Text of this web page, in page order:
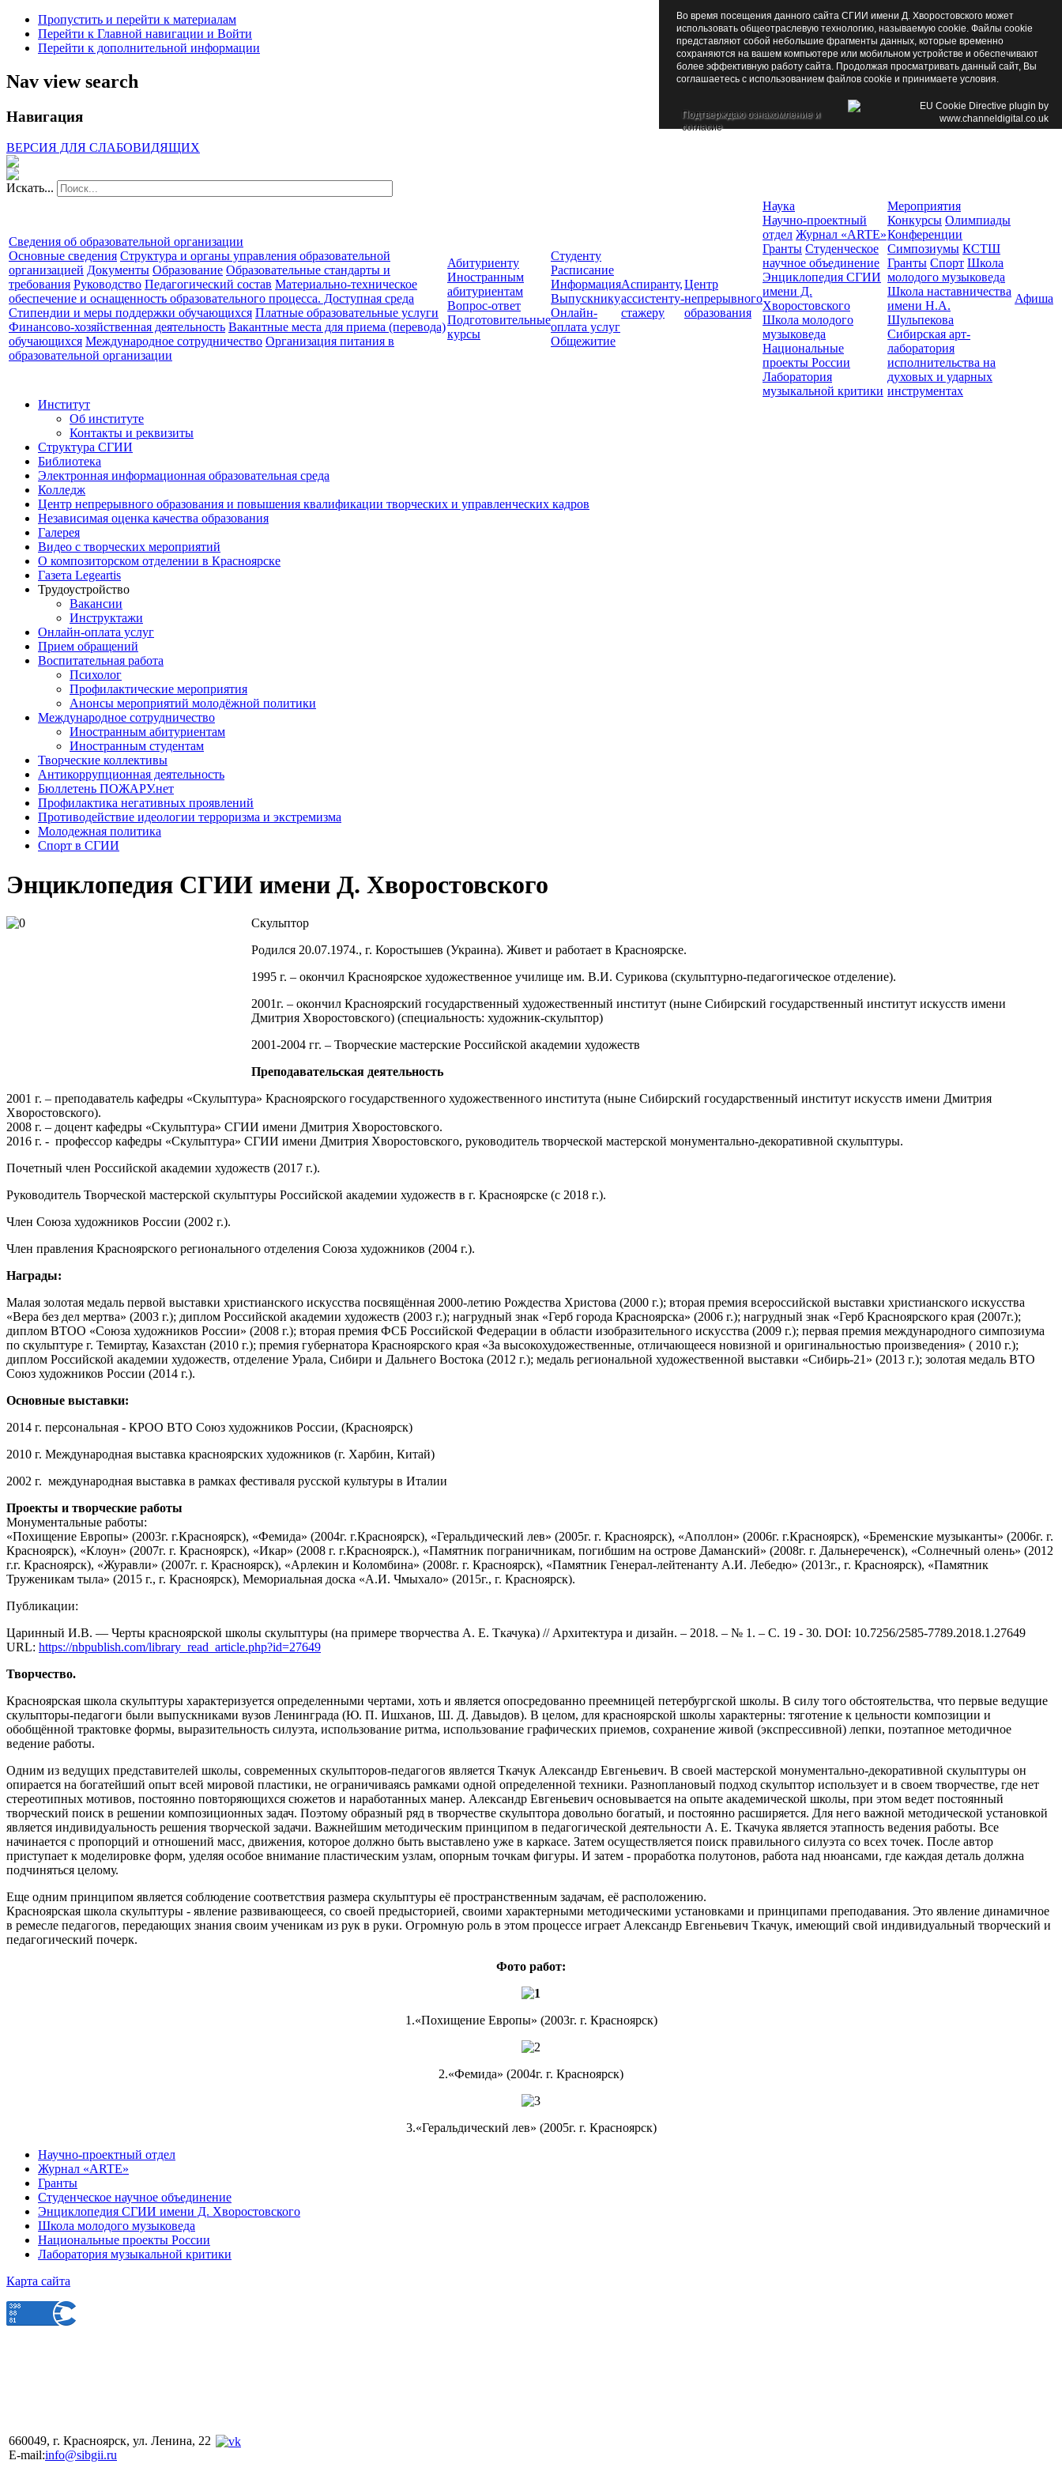
Пропустить и перейти к материалам
Перейти к Главной навигации и Войти
Перейти к дополнительной информации
Nav view search
Навигация
ВЕРСИЯ ДЛЯ СЛАБОВИДЯЩИХ
Искать...
Сведения об образовательной организации
Основные сведения Структура и органы управления образовательной
организацией Документы Образование Образовательные стандарты и
требования Руководство Педагогический состав Материально-техническое
обеспечение и оснащенность образовательного процесса. Доступная среда
Стипендии и меры поддержки обучающихся Платные образовательные услуги
Финансово-хозяйственная деятельность Вакантные места для приема (перевода)
обучающихся Международное сотрудничество Организация питания в
образовательной организации
Абитуриенту
Иностранным
абитуриентам
Вопрос-ответ
Подготовительные
курсы
Студенту
Расписание
Информация
Выпускнику
Онлайн-
оплата услуг
Общежитие
Аспиранту,
ассистенту-
стажеру
Центр
непрерывного
образования
Наука
Научно-проектный
отдел Журнал «ARTE»
Гранты Студенческое
научное объединение
Энциклопедия СГИИ
имени Д.
Хворостовского
Школа молодого
музыковеда
Национальные
проекты России
Лаборатория
музыкальной критики
Мероприятия
Конкурсы Олимпиады
Конференции
Симпозиумы КСТШ
Гранты Спорт Школа
молодого музыковеда
Школа наставничества
имени Н.А.
Шульпекова
Сибирская арт-
лаборатория
исполнительства на
духовых и ударных
инструментах
Афиша
Институт
Об институте
Контакты и реквизиты
Структура СГИИ
Библиотека
Электронная информационная образовательная среда
Колледж
Центр непрерывного образования и повышения квалификации творческих и управленческих кадров
Независимая оценка качества образования
Галерея
Видео с творческих мероприятий
О композиторском отделении в Красноярске
Газета Legeartis
Трудоустройство
Вакансии
Инструктажи
Онлайн-оплата услуг
Прием обращений
Воспитательная работа
Психолог
Профилактические мероприятия
Анонсы мероприятий молодёжной политики
Международное сотрудничество
Иностранным абитуриентам
Иностранным студентам
Творческие коллективы
Антикоррупционная деятельность
Бюллетень ПОЖАРУ.нет
Профилактика негативных проявлений
Противодействие идеологии терроризма и экстремизма
Молодежная политика
Спорт в СГИИ
Энциклопедия СГИИ имени Д. Хворостовского
Скульптор
Родился 20.07.1974., г. Коростышев (Украина). Живет и работает в Красноярске.
1995 г. – окончил Красноярское художественное училище им. В.И. Сурикова (скульптурно-педагогическое отделение).
2001г. – окончил Красноярский государственный художественный институт (ныне Сибирский государственный институт искусств имени
Дмитрия Хворостовского) (специальность: художник-скульптор)
2001-2004 гг. – Творческие мастерские Российской академии художеств
Преподавательская деятельность
2001 г. – преподаватель кафедры «Скульптура» Красноярского государственного художественного института (ныне Сибирский государственный институт искусств имени Дмитрия
Хворостовского).
2008 г. – доцент кафедры «Скульптура» СГИИ имени Дмитрия Хворостовского.
2016 г. - профессор кафедры «Скульптура» СГИИ имени Дмитрия Хворостовского, руководитель творческой мастерской монументально-декоративной скульптуры.
Почетный член Российской академии художеств (2017 г.).
Руководитель Творческой мастерской скульптуры Российской академии художеств в г. Красноярске (с 2018 г.).
Член Союза художников России (2002 г.).
Член правления Красноярского регионального отделения Союза художников (2004 г.).
Награды:
Малая золотая медаль первой выставки христианского искусства посвящённая 2000-летию Рождества Христова (2000 г.); вторая премия всероссийской выставки христианского искусства
«Вера без дел мертва» (2003 г.); диплом Российской академии художеств (2003 г.); нагрудный знак «Герб города Красноярска» (2006 г.); нагрудный знак «Герб Красноярского края (2007г.);
диплом ВТОО «Союза художников России» (2008 г.); вторая премия ФСБ Российской Федерации в области изобразительного искусства (2009 г.); первая премия международного симпозиума
по скульптуре г. Темиртау, Казахстан (2010 г.); премия губернатора Красноярского края «За высокохудожественные, отличающееся новизной и оригинальностью произведения» ( 2010 г.);
диплом Российской академии художеств, отделение Урала, Сибири и Дальнего Востока (2012 г.); медаль региональной художественной выставки «Сибирь-21» (2013 г.); золотая медаль ВТО
Союз художников России (2014 г.).
Основные выставки:
2014 г. персональная - КРОО ВТО Союз художников России, (Красноярск)
2010 г. Международная выставка красноярских художников (г. Харбин, Китай)
2002 г. международная выставка в рамках фестиваля русской культуры в Италии
Проекты и творческие работы
Монументальные работы:
«Похищение Европы» (2003г. г.Красноярск), «Фемида» (2004г. г.Красноярск), «Геральдический лев» (2005г. г. Красноярск), «Аполлон» (2006г. г.Красноярск), «Бременские музыканты» (2006г. г.
Красноярск), «Клоун» (2007г. г. Красноярск), «Икар» (2008 г. г.Красноярск.), «Памятник пограничникам, погибшим на острове Даманский» (2008г. г. Дальнереченск), «Солнечный олень» (2012
г.г. Красноярск), «Журавли» (2007г. г. Красноярск), «Арлекин и Коломбина» (2008г. г. Красноярск), «Памятник Генерал-лейтенанту А.И. Лебедю» (2013г., г. Красноярск), «Памятник
Труженикам тыла» (2015 г., г. Красноярск), Мемориальная доска «А.И. Чмыхало» (2015г., г. Красноярск).
Публикации:
Царинный И.В. — Черты красноярской школы скульптуры (на примере творчества А. Е. Ткачука) // Архитектура и дизайн. – 2018. – № 1. – С. 19 - 30. DOI: 10.7256/2585-7789.2018.1.27649
URL: https://nbpublish.com/library_read_article.php?id=27649
Творчество.
Красноярская школа скульптуры характеризуется определенными чертами, хоть и является опосредованно преемницей петербургской школы. В силу того обстоятельства, что первые ведущие
скульпторы-педагоги были выпускниками вузов Ленинграда (Ю. П. Ишханов, Ш. Д. Давыдов). В целом, для красноярской школы характерны: тяготение к цельности композиции и
обобщённой трактовке формы, выразительность силуэта, использование ритма, использование графических приемов, сохранение живой (экспрессивной) лепки, поэтапное методичное
ведение работы.
Одним из ведущих представителей школы, современных скульпторов-педагогов является Ткачук Александр Евгеньевич. В своей мастерской монументально-декоративной скульптуры он
опирается на богатейший опыт всей мировой пластики, не ограничиваясь рамками одной определенной техники. Разноплановый подход скульптор использует и в своем творчестве, где нет
стереотипных мотивов, постоянно повторяющихся сюжетов и наработанных манер. Александр Евгеньевич основывается на опыте академической школы, при этом ведет постоянный
творческий поиск в решении композиционных задач. Поэтому образный ряд в творчестве скульптора довольно богатый, и постоянно расширяется. Для него важной методической установкой
является индивидуальность решения творческой задачи. Важнейшим методическим принципом в педагогической деятельности А. Е. Ткачука является этапность ведения работы. Все
начинается с пропорций и отношений масс, движения, которое должно быть выставлено уже в каркасе. Затем осуществляется поиск правильного силуэта со всех точек. После автор
приступает к моделировке форм, уделяя особое внимание пластическим узлам, опорным точкам фигуры. И затем - проработка полутонов, работа над нюансами, где каждая деталь должна
подчиняться целому.
Еще одним принципом является соблюдение соответствия размера скульптуры её пространственным задачам, её расположению.
Красноярская школа скульптуры - явление развивающееся, со своей предысторией, своими характерными методическими установками и принципами преподавания. Это явление динамичное
в ремесле педагогов, передающих знания своим ученикам из рук в руки. Огромную роль в этом процессе играет Александр Евгеньевич Ткачук, имеющий свой индивидуальный творческий и
педагогический почерк.
Фото работ:
1.«Похищение Европы» (2003г. г. Красноярск)
2.«Фемида» (2004г. г. Красноярск)
3.«Геральдический лев» (2005г. г. Красноярск)
Научно-проектный отдел
Журнал «ARTE»
Гранты
Студенческое научное объединение
Энциклопедия СГИИ имени Д. Хворостовского
Школа молодого музыковеда
Национальные проекты России
Лаборатория музыкальной критики
Карта сайта
660049, г. Красноярск, ул. Ленина, 22
E-mail:info@sibgii.ru
Во время посещения данного сайта СГИИ имени Д. Хворостовского может
использовать общеотраслевую технологию, называемую cookie. Файлы cookie
представляют собой небольшие фрагменты данных, которые временно
сохраняются на вашем компьютере или мобильном устройстве и обеспечивают
более эффективную работу сайта. Продолжая просматривать данный сайт, Вы
соглашаетесь с использованием файлов cookie и принимаете условия.
Подтверждаю ознакомление и
согласие